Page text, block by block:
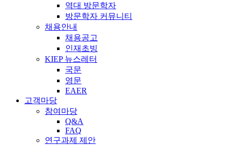
역대 방문학자
방문학자 커뮤니티
채용안내
채용공고
인재초빙
KIEP 뉴스레터
국문
영문
EAER
고객마당
참여마당
Q&A
FAQ
연구과제 제안